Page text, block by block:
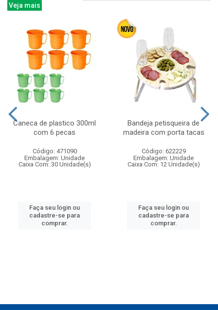
Veja mais
Caneca de plastico 300ml
com 6 pecas
Código: 471090
Embalagem: Unidade
Caixa Com: 30 Unidade(s)
Faça seu login ou
cadastre-se para
comprar.
Bandeja petisqueira de
madeira com porta tacas
Código: 622229
Embalagem: Unidade
Caixa Com: 12 Unidade(s)
Faça seu login ou
cadastre-se para
comprar.